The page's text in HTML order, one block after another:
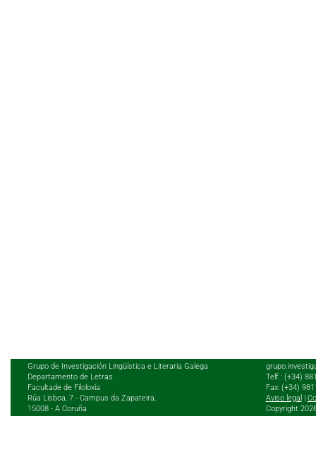
Grupo de Investigación Lingüística e Literaria Galega
Departamento de Letras.
Facultade de Filoloxía
Rúa Lisboa, 7 - Campus da Zapateira,
15008 - A Coruña
Telf.: (+34)
Fax: (+34)
Aviso legal |
Copyright